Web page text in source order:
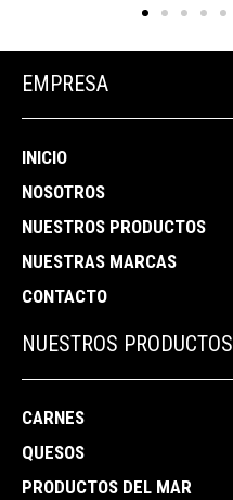
EMPRESA
INICIO
NOSOTROS
NUESTROS PRODUCTOS
NUESTRAS MARCAS
CONTACTO
NUESTROS PRODUCTOS
CARNES
QUESOS
PRODUCTOS DEL MAR